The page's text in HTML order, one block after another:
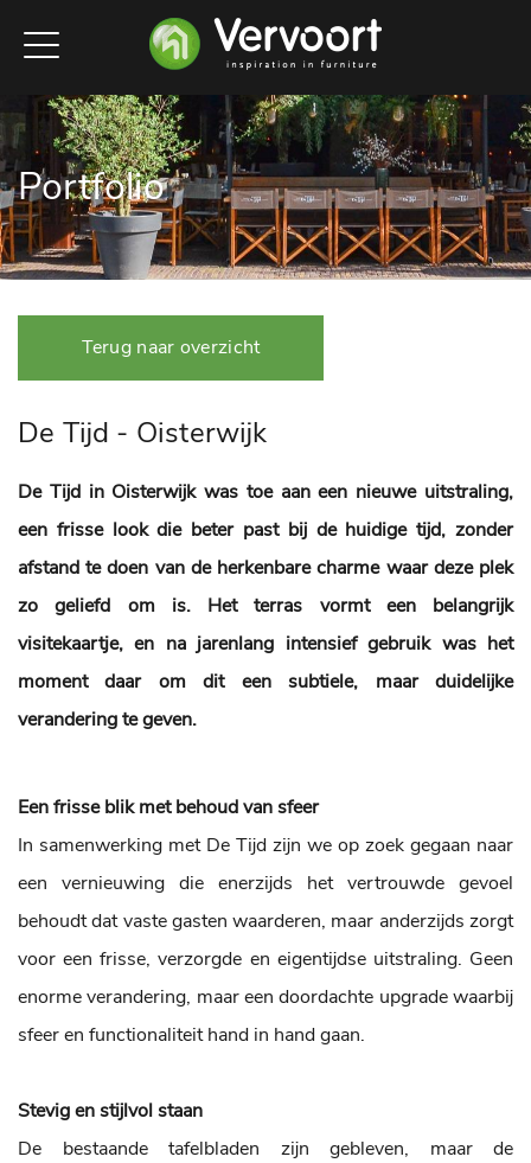
Portfolio
Terug naar overzicht
De Tijd - Oisterwijk
De Tijd in Oisterwijk was toe aan een nieuwe uitstraling,
een frisse look die beter past bij de huidige tijd, zonder
afstand te doen van de herkenbare charme waar deze plek
zo geliefd om is. Het terras vormt een belangrijk
visitekaartje, en na jarenlang intensief gebruik was het
moment daar om dit een subtiele, maar duidelijke
verandering te geven.
Een frisse blik met behoud van sfeer
In samenwerking met De Tijd zijn we op zoek gegaan naar
een vernieuwing die enerzijds het vertrouwde gevoel
behoudt dat vaste gasten waarderen, maar anderzijds zorgt
voor een frisse, verzorgde en eigentijdse uitstraling. Geen
enorme verandering, maar een doordachte upgrade waarbij
sfeer en functionaliteit hand in hand gaan.
Stevig en stijlvol staan
De bestaande tafelbladen zijn gebleven, maar de